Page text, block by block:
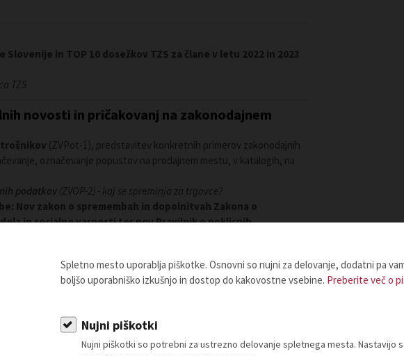
in TOP 10 dosežkov TZS za člane v letu 2022 in 2023
TZS
novosti in pričakovanj na zakonodajnem
(ZVPot-1), predstavitev konkretnih primerov zakonodajnih
označevanje popustov na prodajnem mestu, v katalogih, na
podatkov (ZVOP-2) - kaj se spreminja za trgovce?
Nov zakon o spremembah in dopolnitvah Zakona o
in socialne varnosti ter nov Pravilnik o poklicnih
osnutek Nacionalnega energetskega in podnebnega načrta ter
in pločevinke
s tehničnim blagom
poznati vsak trgovec: sprejete spremembe
trgovine Slovenije (KPDTS)
Spletno mesto uporablja piškotke. Osnovni so nujni za delovanje, dodatni pa
boljšo uporabniško izkušnjo in dostop do kakovostne vsebine. Preberite več o
Nujni piškotki
Nujni piškotki so potrebni za ustrezno delovanje spletnega mesta. Nastavijo